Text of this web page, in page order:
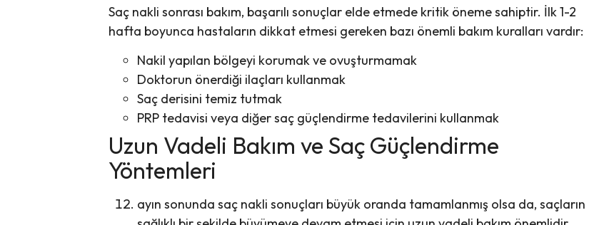
Saç nakli sonrası bakım, başarılı sonuçlar elde etmede kritik öneme sahiptir. İlk 1-2
hafta boyunca hastaların dikkat etmesi gereken bazı önemli bakım kuralları vardır:
Nakil yapılan bölgeyi korumak ve ovuşturmamak
Doktorun önerdiği ilaçları kullanmak
Saç derisini temiz tutmak
PRP tedavisi veya diğer saç güçlendirme tedavilerini kullanmak
Uzun Vadeli Bakım ve Saç Güçlendirme
Yöntemleri
ayın sonunda saç nakli sonuçları büyük oranda tamamlanmış olsa da, saçların